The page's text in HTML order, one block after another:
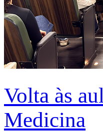
Volta às
Medicina